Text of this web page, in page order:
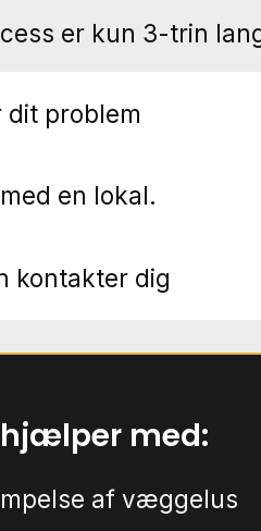
er kun 3-trin
dit problem
en lokal.
kontakter dig
med:
af væggelus